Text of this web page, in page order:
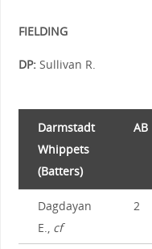
FIELDING
DP:Sullivan R.
Darmstadt
Whippets
(Batters)
AB
Dagdayan
E., cf
2